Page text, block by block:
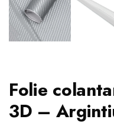
Folie
3D –